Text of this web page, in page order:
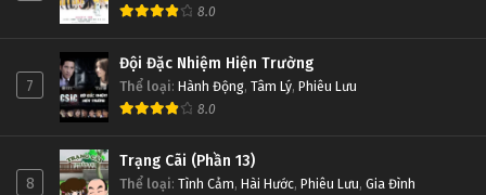
8.0
7
Đội Đặc Nhiệm Hiện Trường
Thể loại: Hành Động, Tâm Lý, Phiêu Lưu
8.0
8
Trạng Cãi (Phần 13)
Thể loại: Tình Cảm, Hài Hước, Phiêu Lưu, Gia Đình